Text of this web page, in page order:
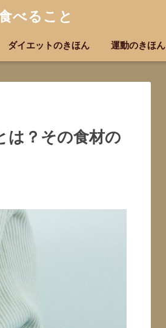
べること
ダイエットのきほん 運動のきほん
は？その食材の